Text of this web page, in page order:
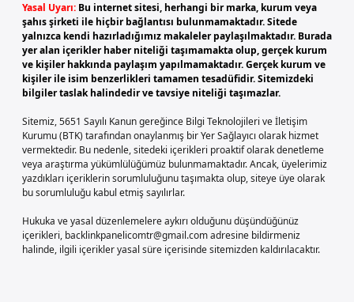
Yasal Uyarı: Bu internet sitesi, herhangi bir marka, kurum veya
şahıs şirketi ile hiçbir bağlantısı bulunmamaktadır. Sitede
yalnızca kendi hazırladığımız makaleler paylaşılmaktadır. Burada
yer alan içerikler haber niteliği taşımamakta olup, gerçek kurum
ve kişiler hakkında paylaşım yapılmamaktadır. Gerçek kurum ve
kişiler ile isim benzerlikleri tamamen tesadüfidir. Sitemizdeki
bilgiler taslak halindedir ve tavsiye niteliği taşımazlar.
Sitemiz, 5651 Sayılı Kanun gereğince Bilgi Teknolojileri ve İletişim
Kurumu (BTK) tarafından onaylanmış bir Yer Sağlayıcı olarak hizmet
vermektedir. Bu nedenle, sitedeki içerikleri proaktif olarak denetleme
veya araştırma yükümlülüğümüz bulunmamaktadır. Ancak, üyelerimiz
yazdıkları içeriklerin sorumluluğunu taşımakta olup, siteye üye olarak
bu sorumluluğu kabul etmiş sayılırlar.
Hukuka ve yasal düzenlemelere aykırı olduğunu düşündüğünüz
içerikleri, backlinkpanelicomtr@gmail.comadresine bildirmeniz
halinde, ilgili içerikler yasal süre içerisinde sitemizden kaldırılacaktır.